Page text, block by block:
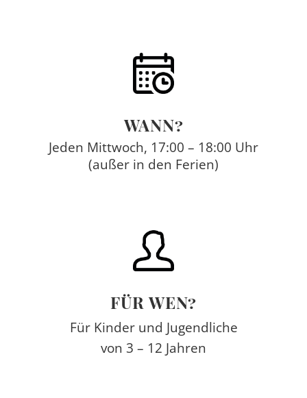
WANN?
Jeden Mittwoch, 17:00 – 18:00 Uhr
(außer in den Ferien)
FÜR WEN?
Für Kinder und Jugendliche
von 3 – 12 Jahren